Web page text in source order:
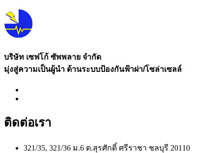
บริษัท เซฟโก้ ซัพพลาย จำกัด
มุ่งสู่ความเป็นผู้นำ ด้านระบบป้องกันฟ้าผ่า/โซล่าเซลล์
ติดต่อเรา
321/35, 321/36 ม.6 ต.สุรศักดิ์ ศรีราชา ชลบุรี 20110